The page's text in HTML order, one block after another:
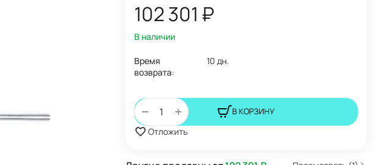
102 301 ₽
В наличии
Время
возврата:
10 дн.
+
− В КОРЗИНУ
Отложить